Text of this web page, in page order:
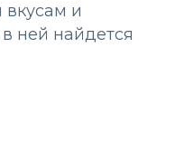
вкусам и
ней найдется